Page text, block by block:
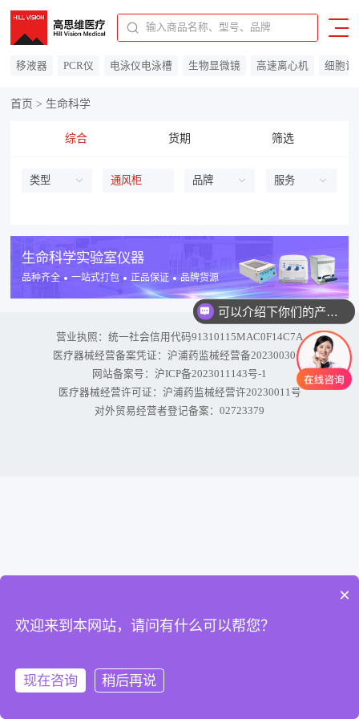
移液器 PCR仪 电泳仪电泳槽 生物显微镜 高速离心机 细胞计
首页 > 生命科学
综合 货期 筛选
类型 通风柜 品牌 服务
生命科学实验室仪器
品种齐全 一站式打包 正品保证 品牌货源
营业执照：统一社会信用代码91310115MAC0F14C7A
医疗器械经营备案凭证：沪浦药监械经营备20230030号
网站备案号： 沪ICP备2023011143号-1
医疗器械经营许可证：沪浦药监械经营许20230011号
对外贸易经营者登记备案：02723379
×
欢迎来到本网站，请问有什么可以帮您？
现在咨询 稍后再说